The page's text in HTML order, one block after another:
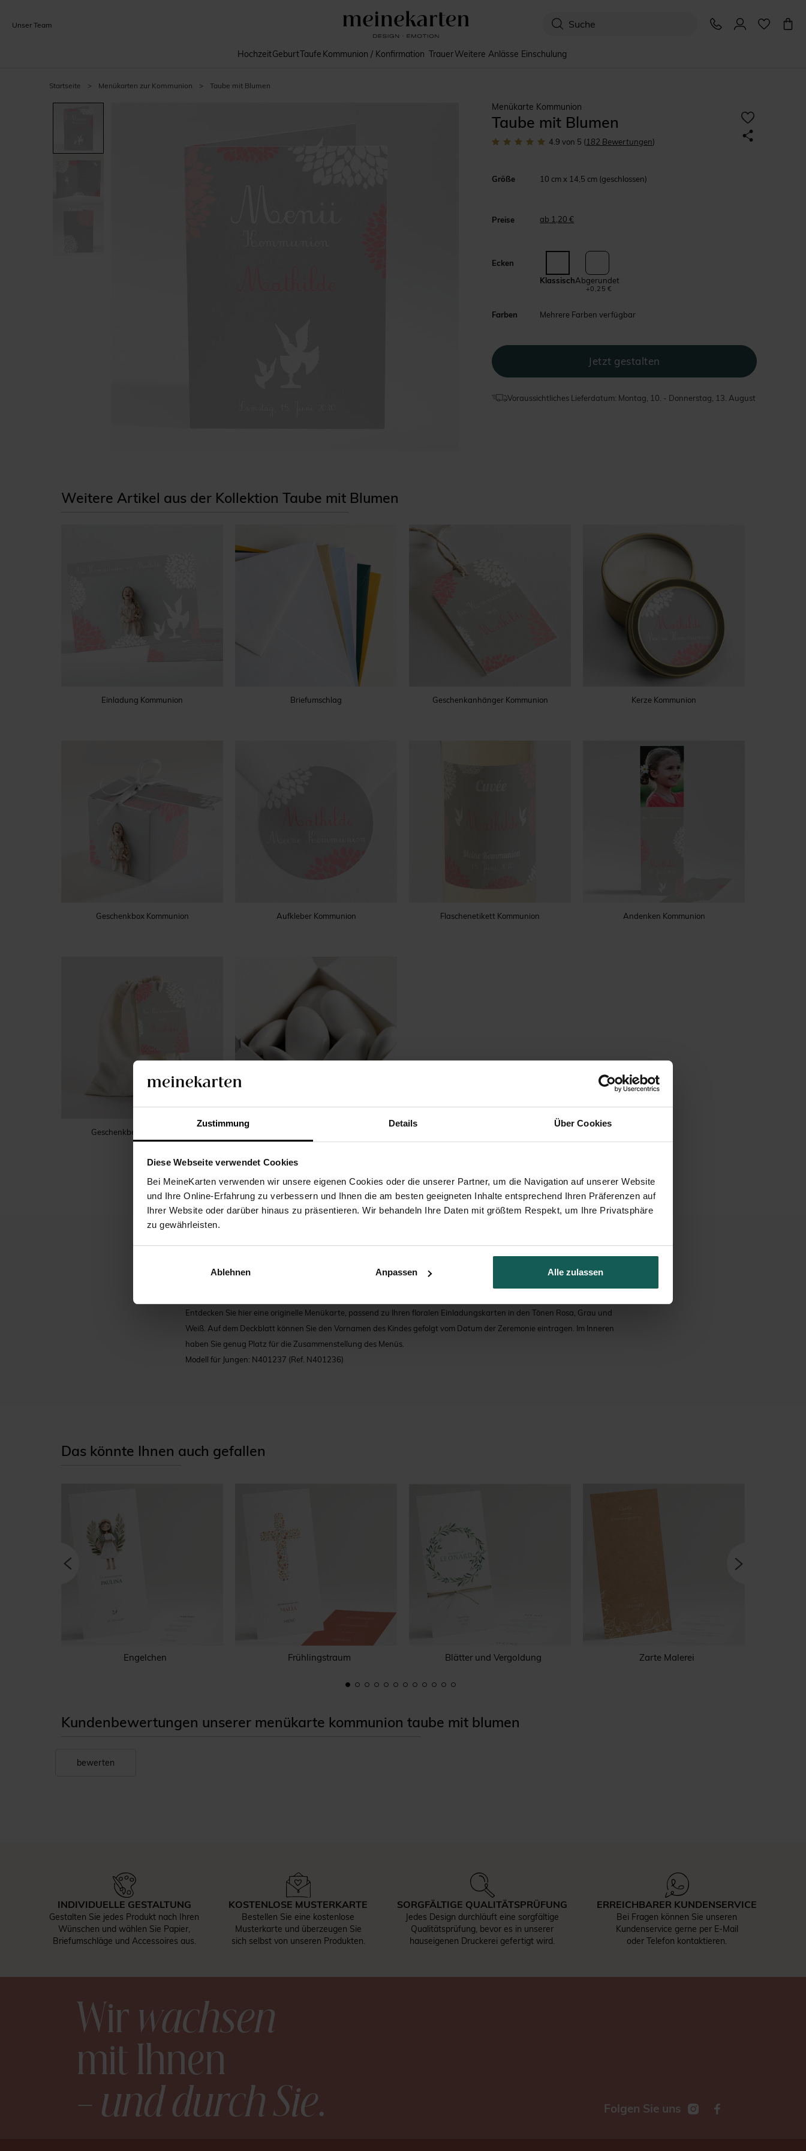
Zustimmung Details Über Cookies
Diese Webseite verwendet Cookies
Bei MeineKarten verwenden wir unsere eigenen Cookies oder die unserer Partner, um die Navigation auf unserer Website
und Ihre Online-Erfahrung zu verbessern und Ihnen die am besten geeigneten Inhalte entsprechend Ihren Präferenzen auf
Ihrer Website oder darüber hinaus zu präsentieren. Wir behandeln Ihre Daten mit größtem Respekt, um Ihre Privatsphäre
zu gewährleisten.
Ablehnen Anpassen Alle zulassen
Unser Team
HochzeitGeburtTaufe Kommunion / Konfirmation TrauerWeitere Anlässe Einschulung
Startseite > Menükarten zur Kommunion > Taube mit Blumen
Menükarte Kommunion
Taube mit Blumen
4.9 von 5 (182 Bewertungen)
Größe 10 cm x 14,5 cm (geschlossen)
Preise ab 1,20 €
Ecken
KlassischAbgerundet
+0,25 €
Farben Mehrere Farben verfügbar
Voraussichtliches Lieferdatum: Montag, 10. - Donnerstag, 13. August
Weitere Artikel aus der Kollektion Taube mit Blumen
Einladung Kommunion Briefumschlag Geschenkanhänger Kommunion Kerze Kommunion
Geschenkbox Kommunion Aufkleber Kommunion Flaschenetikett Kommunion Andenken Kommunion
Geschenkbeutel Kommunion
Entdecken Sie hier eine originelle Menükarte, passend zu Ihren floralen Einladungskarten in den Tönen Rosa, Grau und
Weiß. Auf dem Deckblatt können Sie den Vornamen des Kindes gefolgt vom Datum der Zeremonie eintragen. Im Inneren
haben Sie genug Platz für die Zusammenstellung des Menüs.
Modell für Jungen: N401237 (Ref. N401236)
Das könnte Ihnen auch gefallen
Engelchen Frühlingstraum Blätter und Vergoldung Zarte Malerei
Kundenbewertungen unserer menükarte kommunion taube mit blumen
bewerten
INDIVIDUELLE GESTALTUNG
Gestalten Sie jedes Produkt nach Ihren
Wünschen und wählen Sie Papier,
Briefumschläge und Accessoires aus.
KOSTENLOSE MUSTERKARTE
Bestellen Sie eine kostenlose
Musterkarte und überzeugen Sie
sich selbst von unseren Produkten.
SORGFÄLTIGE QUALITÄTSPRÜFUNG
Jedes Design durchläuft eine sorgfältige
Qualitätsprüfung, bevor es in unserer
hauseigenen Druckerei gefertigt wird.
ERREICHBARER KUNDENSERVICE
Bei Fragen können Sie unseren
Kundenservice gerne per E-Mail
oder Telefon kontaktieren.
Wirwachsen
mit Ihnen
– und durch Sie. Folgen Sie uns